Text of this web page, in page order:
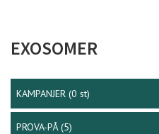
EXOSOMER
KAMPANJER (0 st)
PROVA-PÅ(5)